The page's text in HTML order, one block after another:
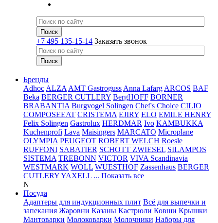
+7 495 135-15-14 Заказать звонок
Бренды
Adhoc ALZA AMT Gastroguss Anna Lafarg ARCOS BAF
Beka BERGER CUTLERY BergHOFF BORNER
BRABANTIA Burgvogel Solingen Chef's Choice CILIO
COMPOSEEAT CRISTEMA EJIRY ELO EMILE HENRY
Felix Solingen Gastrolux HERDMAR Ivo KAMBUKKA
Kuchenprofi Lava Maisingers MARCATO Microplane
OLYMPIA PEUGEOT ROBERT WELCH Roesle
RUFFONI SABATIER SCHOTT ZWIESEL SILAMPOS
SISTEMA TREBONN VICTOR VIVA Scandinavia
WESTMARK WOLL WUESTHOF Zassenhaus BERGER
CUTLERYYAXELL ... Показать все
N
Посуда
Адаптеры для индукционных плит Всё для выпечки и
запекания Жаровни Казаны Кастрюли Ковши Крышки
Мантоварки Молоковарки Молочники Наборы для